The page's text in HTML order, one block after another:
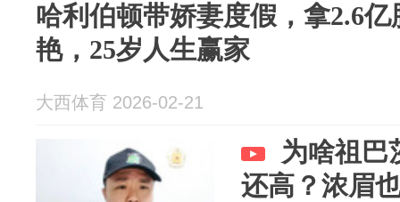
哈利伯顿带娇妻度假，拿2.6
艳，25岁人生赢家
大西体育 2026-02-21
为啥祖巴
还高？浓眉